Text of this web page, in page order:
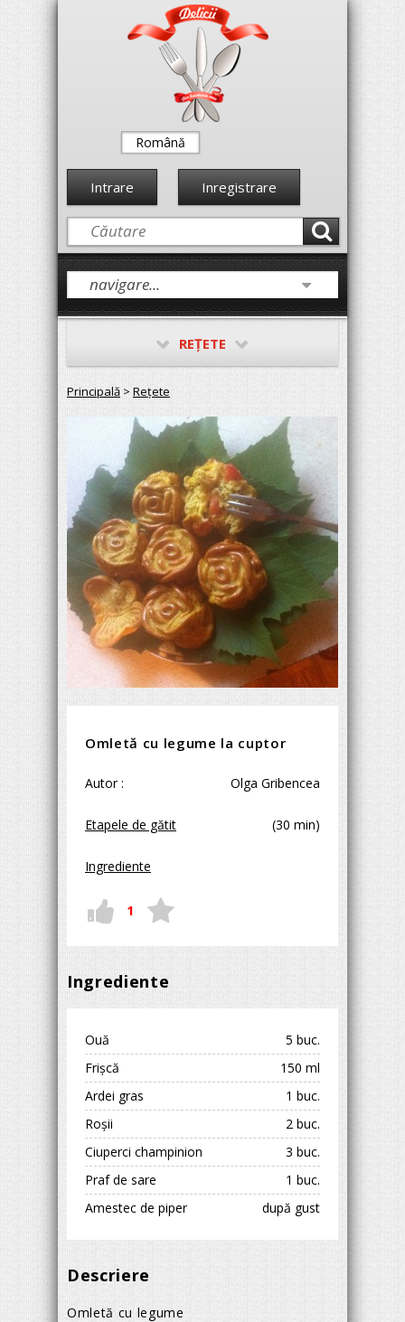
Română
Intrare Inregistrare
REŢETE
Principală > Reţete
Omletă cu legume la cuptor
Autor : Olga Gribencea
Etapele de gătit (30 min)
Ingrediente
1
Ingrediente
Ouă
5 buc.
Frișcă
150 ml
Ardei gras
1 buc.
Roșii
2 buc.
Ciuperci champinion
3 buc.
Praf de sare
1 buc.
Amestec de piper
după gust
Descriere
Omletă cu legume